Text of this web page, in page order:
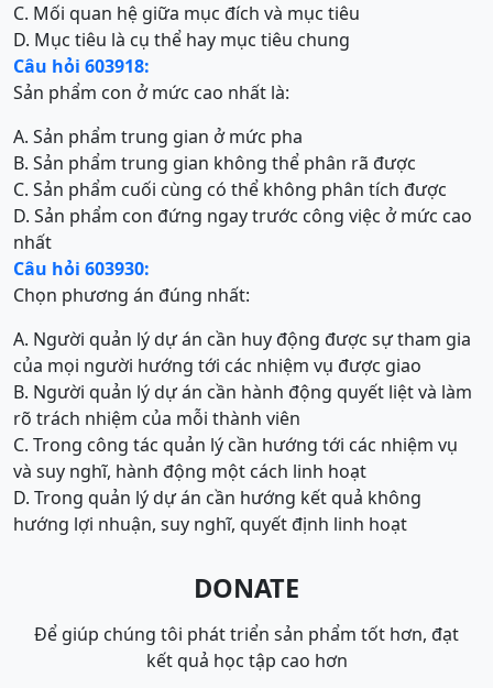
C. Mối quan hệ giữa mục đích và mục tiêu
D. Mục tiêu là cụ thể hay mục tiêu chung
Câu hỏi 603918:
Sản phẩm con ở mức cao nhất là:
A. Sản phẩm trung gian ở mức pha
B. Sản phẩm trung gian không thể phân rã được
C. Sản phẩm cuối cùng có thể không phân tích được
D. Sản phẩm con đứng ngay trước công việc ở mức cao
nhất
Câu hỏi 603930:
Chọn phương án đúng nhất:
A. Người quản lý dự án cần huy động được sự tham gia
của mọi người hướng tới các nhiệm vụ được giao
B. Người quản lý dự án cần hành động quyết liệt và làm
rõ trách nhiệm của mỗi thành viên
C. Trong công tác quản lý cần hướng tới các nhiệm vụ
và suy nghĩ, hành động một cách linh hoạt
D. Trong quản lý dự án cần hướng kết quả không
hướng lợi nhuận, suy nghĩ, quyết định linh hoạt
DONATE
Để giúp chúng tôi phát triển sản phẩm tốt hơn, đạt
kết quả học tập cao hơn